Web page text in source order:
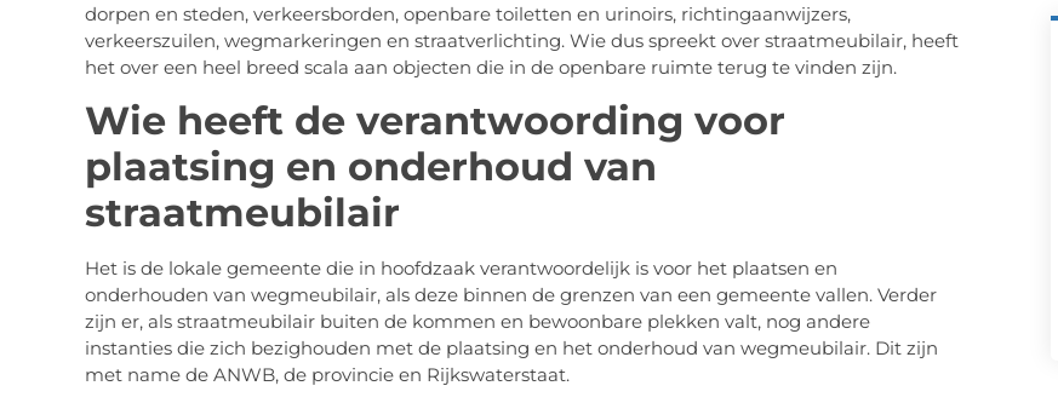
dorpen en steden, verkeersborden, openbare toiletten en urinoirs, richtingaanwijzers,
verkeerszuilen, wegmarkeringen en straatverlichting. Wie dus spreekt over straatmeubilair, heeft
het over een heel breed scala aan objecten die in de openbare ruimte terug te vinden zijn.
Wie heeft de verantwoording voor
plaatsing en onderhoud van
straatmeubilair
Het is de lokale gemeente die in hoofdzaak verantwoordelijk is voor het plaatsen en
onderhouden van wegmeubilair, als deze binnen de grenzen van een gemeente vallen. Verder
zijn er, als straatmeubilair buiten de kommen en bewoonbare plekken valt, nog andere
instanties die zich bezighouden met de plaatsing en het onderhoud van wegmeubilair. Dit zijn
met name de ANWB, de provincie en Rijkswaterstaat.